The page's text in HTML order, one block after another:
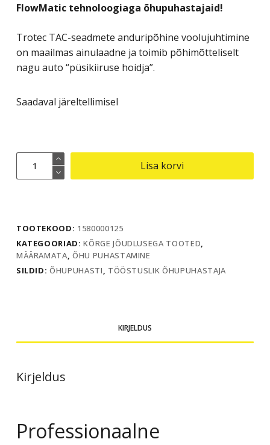
FlowMatic tehnoloogiaga õhupuhastajaid!
Trotec TAC-seadmete anduripõhine voolujuhtimine
on maailmas ainulaadne ja toimib põhimõtteliselt
nagu auto “püsikiiruse hoidja”.
Saadaval järeltellimisel
Professionaalne
õhupuhastaja
Lisa korvi
TOOTEKOOD: 1580000125
KATEGOORIAD:KÕRGE JÕUDLUSEGA TOOTED,
MÄÄRAMATA,ÕHU PUHASTAMINE
SILDID:ÕHUPUHASTI, TÖÖSTUSLIK ÕHUPUHASTAJA
KIRJELDUS
Kirjeldus
Professionaalne